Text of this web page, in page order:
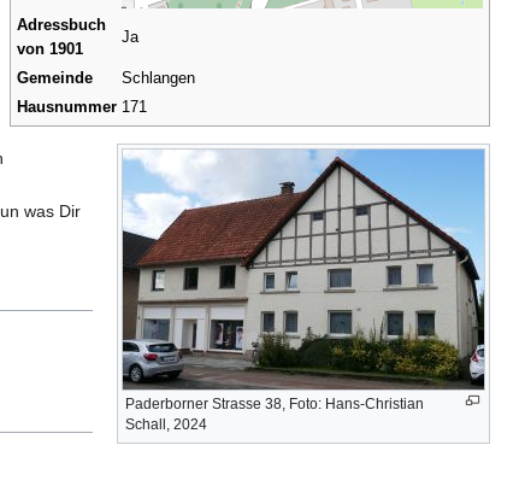
Adressbuch
von 1901
Ja
Gemeinde
Schlangen
Hausnummer 171
Paderborner Strasse 38, Foto: Hans-Christian
Schall, 2024
was Dir